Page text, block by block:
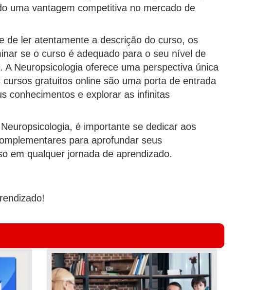
uma vantagem competitiva no mercado de
de ler atentamente a descrição do curso, os
se o curso é adequado para o seu nível de
Neuropsicologia oferece uma perspectiva única
gratuitos online são uma porta de entrada
conhecimentos e explorar as infinitas
é importante se dedicar aos
para aprofundar seus
em qualquer jornada de aprendizado.